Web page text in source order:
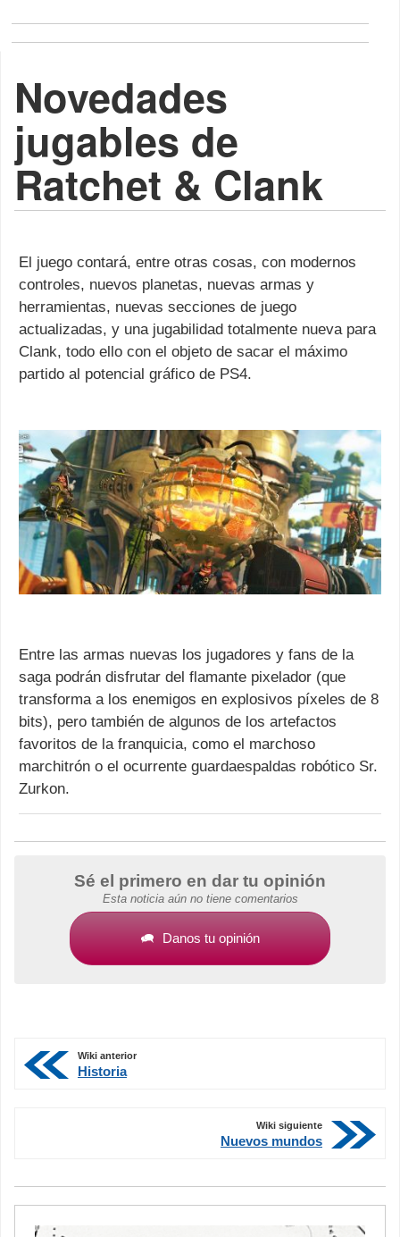
Novedades
jugables de
Ratchet & Clank
El juego contará, entre otras cosas, con modernos
controles, nuevos planetas, nuevas armas y
herramientas, nuevas secciones de juego
actualizadas, y una jugabilidad totalmente nueva para
Clank, todo ello con el objeto de sacar el máximo
partido al potencial gráfico de PS4.
Entre las armas nuevas los jugadores y fans de la
saga podrán disfrutar del flamante pixelador (que
transforma a los enemigos en explosivos píxeles de 8
bits), pero también de algunos de los artefactos
favoritos de la franquicia, como el marchoso
marchitrón o el ocurrente guardaespaldas robótico Sr.
Zurkon.
Sé el primero en dar tu opinión
Esta noticia aún no tiene comentarios
Danos tu opinión
Wiki anterior
Historia
Wiki siguiente
Nuevos mundos